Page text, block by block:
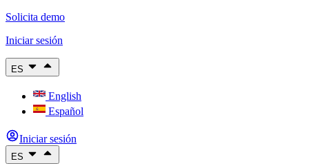
Solicita demo
Iniciar sesión
ES
English
Español
Iniciar sesión
ES